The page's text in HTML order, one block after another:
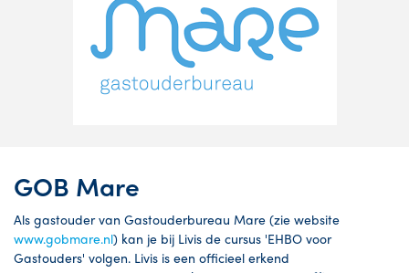
GOB Mare
Als gastouder van Gastouderbureau Mare (zie website
www.gobmare.nl) kan je bij Livis de cursus 'EHBO voor
Gastouders' volgen. Livis is een officieel erkend